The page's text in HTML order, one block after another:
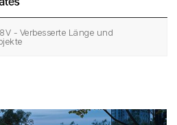
- Verbesserte Länge und